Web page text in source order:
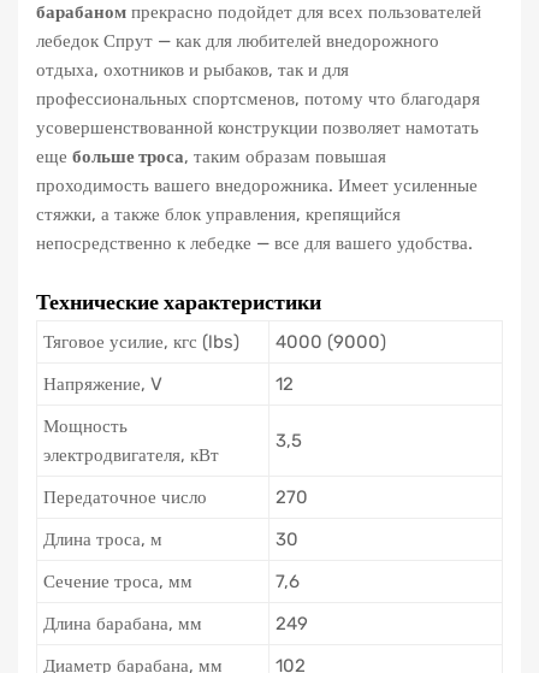
барабаном прекрасно подойдет для всех пользователей
лебедок Спрут — как для любителей внедорожного
отдыха, охотников и рыбаков, так и для
профессиональных спортсменов, потому что благодаря
усовершенствованной конструкции позволяет намотать
еще больше троса, таким образам повышая
проходимость вашего внедорожника. Имеет усиленные
стяжки, а также блок управления, крепящийся
непосредственно к лебедке — все для вашего удобства.
Технические характеристики
Тяговое усилие, кгс (lbs)
4000 (9000)
Напряжение, V
12
Мощность
электродвигателя, кВт
3,5
Передаточное число
270
Длина троса, м
30
Сечение троса, мм
7,6
Длина барабана, мм
249
Диаметр барабана, мм
102